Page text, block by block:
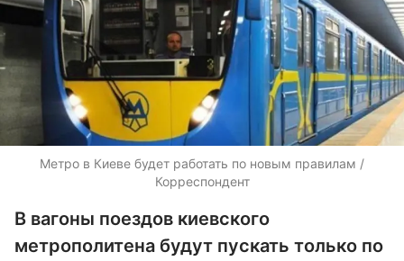
Метро в Киеве будет работать по новым правилам /
Корреспондент
В вагоны поездов киевского
метрополитена будут пускать только по